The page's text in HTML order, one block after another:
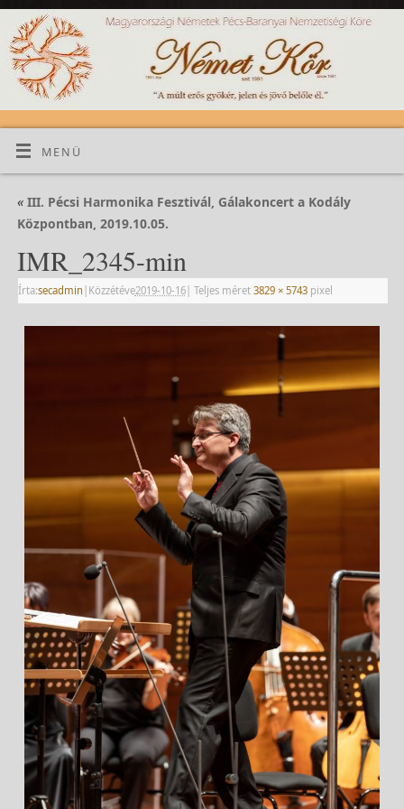
MENÜ
«III. Pécsi Harmonika Fesztivál, Gálakoncert a Kodály
Központban, 2019.10.05.
IMR_2345-min
Írta:secadmin | Közzétéve2019-10-16| Teljes méret 3829 × 5743pixel